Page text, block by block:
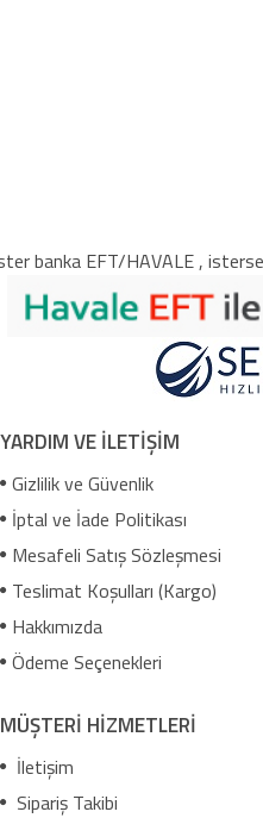
banka EFT/HAVALE ,
YARDIM VE İLETİŞİM
Gizlilik ve Güvenlik
İptal ve İade Politikası
Mesafeli Satış Sözleşmesi
Teslimat Koşulları (Kargo)
Hakkımızda
Ödeme Seçenekleri
MÜŞTERİ HİZMETLERİ
İletişim
Sipariş Takibi